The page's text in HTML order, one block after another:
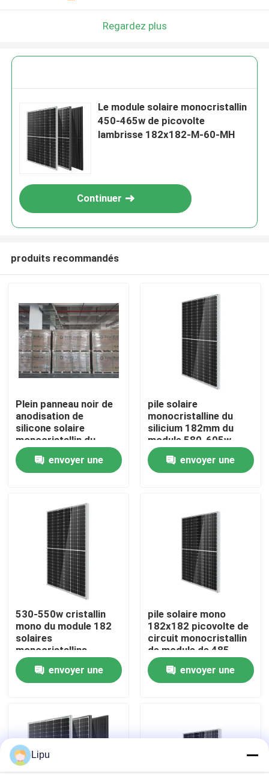
Maison
Produits
Vidéos
Exposition de VR
Au sujet de nous
Visite d'usine
Contrôle de qualité
Cas
picovolte solaire montant des systèmes
Regardez plus
Le module solaire monocristallin
450-465w de picovolte
lambrisse 182x182-M-60-MH
Continuer
produits recommandés
Plein panneau noir de
anodisation de
silicone solaire
monocristallin du
module 182
envoyer une
pile solaire
monocristalline du
silicium 182mm du
module 580-605w
envoyer une
530-550w cristallin
mono du module 182
solaires
monocristallins
envoyer une
pile solaire mono
182x182 picovolte de
circuit monocristallin
de module de 485-
510w
envoyer une
Lipu